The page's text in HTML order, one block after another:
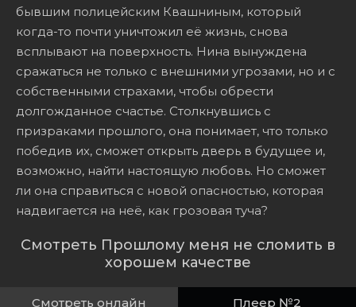
бывшим полицейским Квашниным, который
когда-то почти уничтожил её жизнь, снова
всплывают на поверхность. Нина вынуждена
сражаться не только с внешними угрозами, но и с
собственными страхами, чтобы обрести
долгожданное счастье. Столкнувшись с
призраками прошлого, она понимает, что только
победив их, сможет открыть дверь в будущее и,
возможно, найти настоящую любовь. Но сможет
ли она справиться с новой опасностью, которая
надвигается на неё, как грозовая туча?
Смотреть Прошлому меня не сломить в
хорошем качестве
Смотреть онлайн Плеер №2